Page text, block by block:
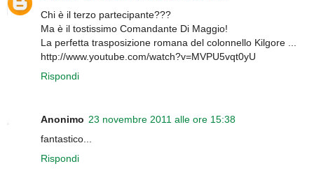
Chi è il terzo partecipante???
Ma è il tostissimo Comandante Di Maggio!
La perfetta trasposizione romana del colonnello Kilgore ...
http://www.youtube.com/watch?v=MVPU5vqt0yU
Rispondi
Anonimo 23 novembre 2011 alle ore 15:38
fantastico...
Rispondi